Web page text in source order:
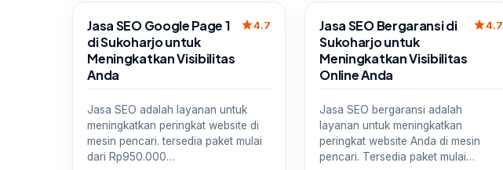
Sale
Jasa SEO Google Page 1
di Sukoharjo untuk
Meningkatkan Visibilitas
Anda
star4.7
Jasa SEO adalah layanan untuk
meningkatkan peringkat website di
mesin pencari. tersedia paket mulai
dari Rp950.000…
Sale
Jasa SEO Bergaransi di
Sukoharjo untuk
Meningkatkan Visibilitas
Online Anda
star4.7
Jasa SEO bergaransi adalah
layanan untuk meningkatkan
peringkat website Anda di mesin
pencari. Tersedia paket mulai…